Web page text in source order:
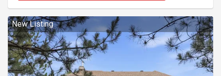
confort, nature et proximité. Vous cherchez une
maison neuve, moderne et chaleureuse a
New Listing